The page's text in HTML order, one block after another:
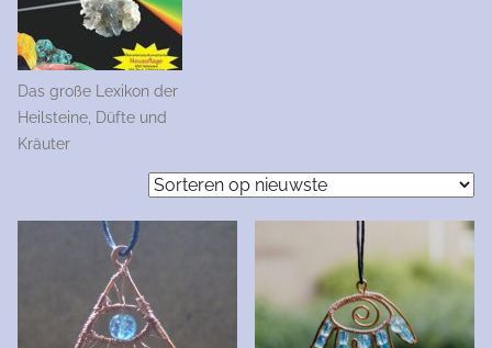
Das große Lexikon der
Heilsteine, Düfte und
Kräuter